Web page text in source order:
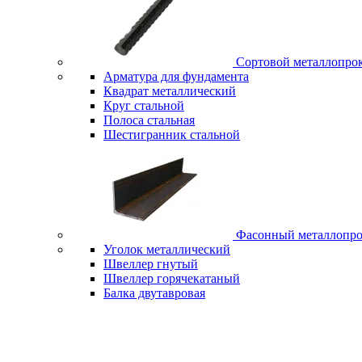
Сортовой
Арматура для фундамента
Квадрат металлический
Круг стальной
Полоса стальная
Шестигранник стальной
Фасонный
Уголок металлический
Швеллер гнутый
Швеллер горячекатаный
Балка двутавровая